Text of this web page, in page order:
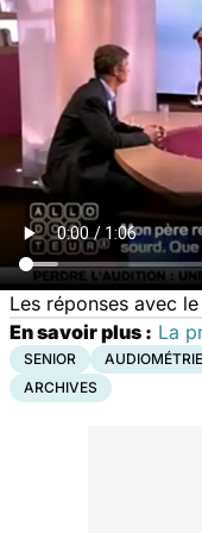
Les réponses avec
En savoir plus : La
SENIOR AUDIOMÉTRIE
ARCHIVES